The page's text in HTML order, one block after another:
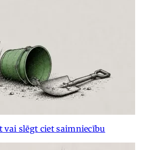
slēgt ciet saimniecību